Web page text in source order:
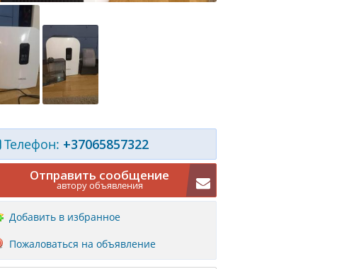
Телефон: +37065857322
Отправить сообщение
автору объявления
Добавить в избранное
Пожаловаться на объявление